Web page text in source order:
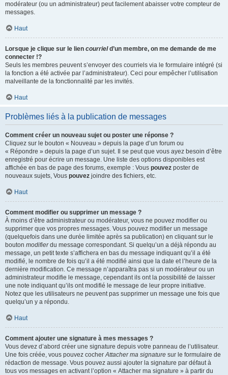
modérateur (ou un administrateur) peut facilement abaisser votre compteur de
messages.
Haut
Lorsque je clique sur le lien courrield’un membre, on me demande de me
connecter !?
Seuls les membres peuvent s’envoyer des courriels via le formulaire intégré (si
la fonction a été activée par l’administrateur). Ceci pour empêcher l’utilisation
malveillante de la fonctionnalité par les invités.
Haut
Problèmes liés à la publication de messages
Comment créer un nouveau sujet ou poster une réponse ?
Cliquez sur le bouton « Nouveau » depuis la page d’un forum ou
« Répondre » depuis la page d’un sujet. Il se peut que vous ayez besoin d’être
enregistré pour écrire un message. Une liste des options disponibles est
affichée en bas de page des forums, exemple : Vous pouvez poster de
nouveaux sujets, Vous pouvez joindre des fichiers, etc.
Haut
Comment modifier ou supprimer un message ?
À moins d’être administrateur ou modérateur, vous ne pouvez modifier ou
supprimer que vos propres messages. Vous pouvez modifier un message
(quelquefois dans une durée limitée après sa publication) en cliquant sur le
bouton modifierdu message correspondant. Si quelqu’un a déjà répondu au
message, un petit texte s’affichera en bas du message indiquant qu’il a été
modifié, le nombre de fois qu’il a été modifié ainsi que la date et l’heure de la
dernière modification. Ce message n’apparaîtra pas si un modérateur ou un
administrateur modifie le message, cependant ils ont la possibilité de laisser
une note indiquant qu’ils ont modifié le message de leur propre initiative.
Notez que les utilisateurs ne peuvent pas supprimer un message une fois que
quelqu’un y a répondu.
Haut
Comment ajouter une signature à mes messages ?
Vous devez d’abord créer une signature depuis votre panneau de l’utilisateur.
Une fois créée, vous pouvez cocherAttacher ma signature sur le formulaire de
rédaction de message. Vous pouvez aussi ajouter la signature par défaut à
tous vos messages en activant l’option « Attacher ma signature » à partir du